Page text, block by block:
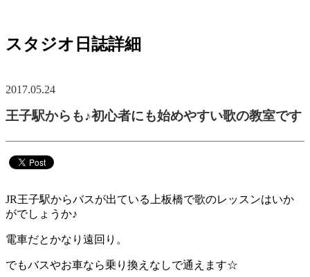
スタジオ日誌詳細
2017.05.24
王子駅からも♪初心者にも始めやすい歌の教室です
JR王子駅からバスが出ている上板橋で歌のレッスンはいか
がでしょうか♪
電車だとかなり遠回り。
でもバスやお車なら乗り換えなしで通えます☆